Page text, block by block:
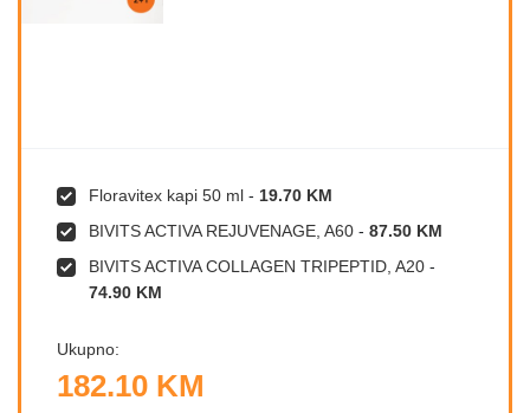
Floravitex kapi 50 ml - 19.70 KM
BIVITS ACTIVA REJUVENAGE, A60 - 87.50 KM
BIVITS ACTIVA COLLAGEN TRIPEPTID, A20 -
74.90 KM
Ukupno:
182.10 KM